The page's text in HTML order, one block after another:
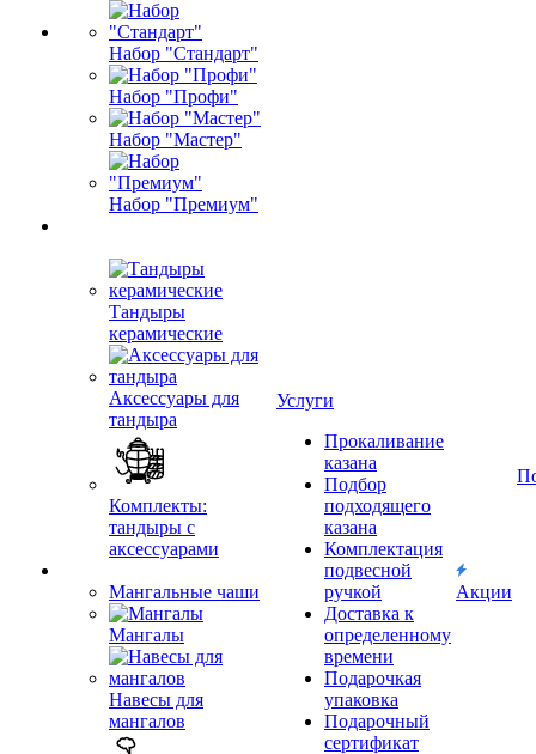
Набор "Стандарт"
Набор "Профи"
Набор "Мастер"
Набор "Премиум"
Тандыры
керамические
Аксессуары для
тандыра
Комплекты:
тандыры с
аксессуарами
Мангальные чаши
Мангалы
Навесы для
мангалов
Услуги
Прокаливание
казана
Подбор
подходящего
казана
Комплектация
подвесной
ручкой
Доставка к
определенному
времени
Подарочкая
упаковка
Подарочный
сертификат
Акции